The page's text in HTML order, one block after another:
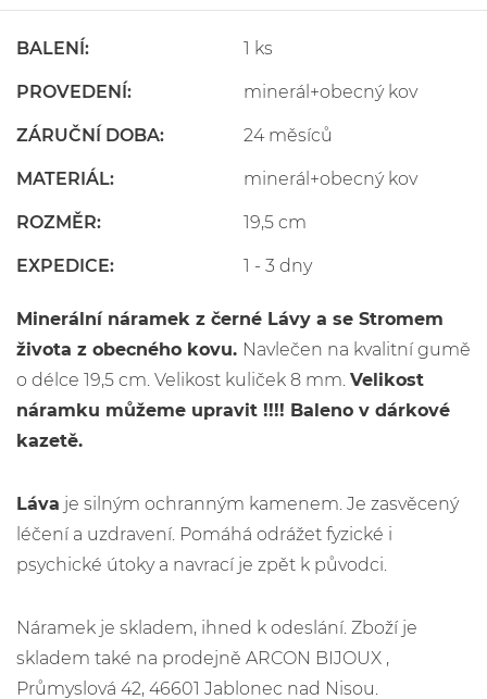
BALENÍ: 1 ks
PROVEDENÍ: minerál+obecný kov
ZÁRUČNÍ DOBA: 24 měsíců
MATERIÁL: minerál+obecný kov
ROZMĚR: 19,5 cm
EXPEDICE: 1 - 3 dny
Minerální náramek z černé Lávy a se Stromem
života z obecného kovu. Navlečen na kvalitní gumě
o délce 19,5 cm. Velikost kuliček 8 mm. Velikost
náramku můžeme upravit !!!! Baleno v dárkové
kazetě.
Láva je silným ochranným kamenem. Je zasvěcený
léčení a uzdravení. Pomáhá odrážet fyzické i
psychické útoky a navrací je zpět k původci.
Náramek je skladem, ihned k odeslání. Zboží je
skladem také na prodejně ARCON BIJOUX ,
Průmyslová 42, 46601 Jablonec nad Nisou.